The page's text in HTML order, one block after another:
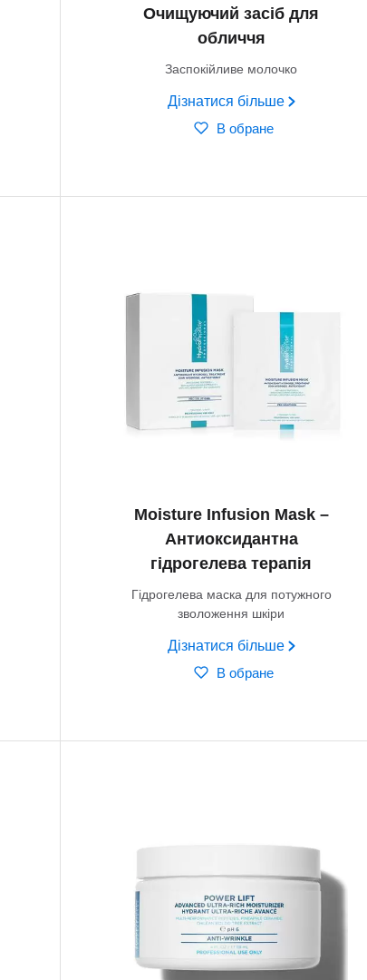
Очищуючий засіб для
обличчя
Заспокійливе молочко
Дізнатися більше
В обране
Moisture Infusion Mask –
Антиоксидантна
гідрогелева терапія
Гідрогелева маска для потужного
зволоження шкіри
Дізнатися більше
В обране